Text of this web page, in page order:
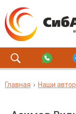
Главная Наши